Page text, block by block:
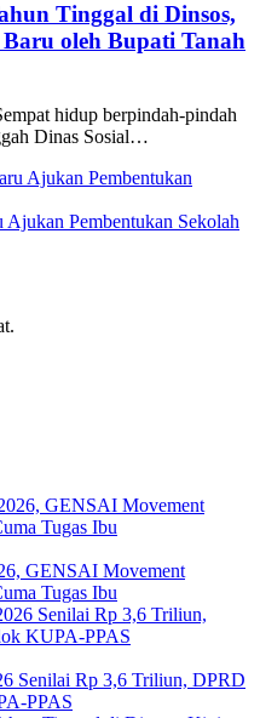
Tinggal di Dinsos,
oleh Bupati Tanah
hidup berpindah-pindah
Dinas Sosial…
Pembentukan Sekolah
GENSAI Movement
Tugas Ibu
Senilai Rp 3,6 Triliun, DPRD
PPAS